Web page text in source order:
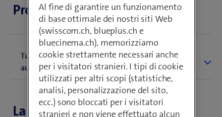
Protezione domestica
Tutti i dispositivi della rete domestica sono protetti
automaticamente
Protegge
automaticamente
La migliore protezione, anche in
Al fine di garantire un funzionamento
di base ottimale dei nostri siti Web
(swisscom.ch, blueplus.ch e
bluecinema.ch), memorizziamo
cookie strettamente necessari anche
per i visitatori stranieri. I tipi di cookie
utilizzati per altri scopi (statistiche,
analisi, personalizzazione del sito,
ecc.) sono bloccati per i visitatori
stranieri e non viene effettuato alcun